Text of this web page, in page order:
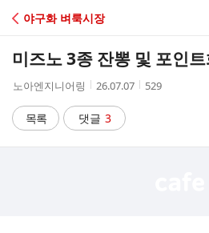
C
A
야구화 벼룩시장
미즈노 3종 잔뽕 및 포인
작
자
노아엔지니어링
작
시
간
26.07.07
조
529
목록 댓글 3